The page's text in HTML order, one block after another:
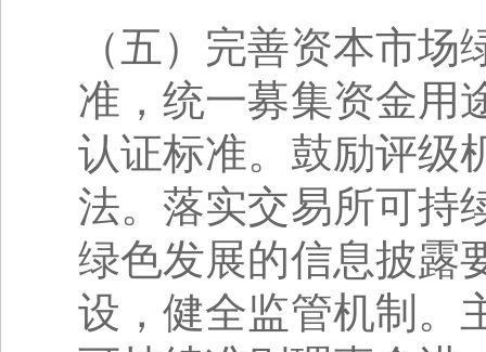
（五）完善资本市
准，统一募集资金用
认证标准。鼓励评级
法。落实交易所可持
绿色发展的信息披露
设，健全监管机制。